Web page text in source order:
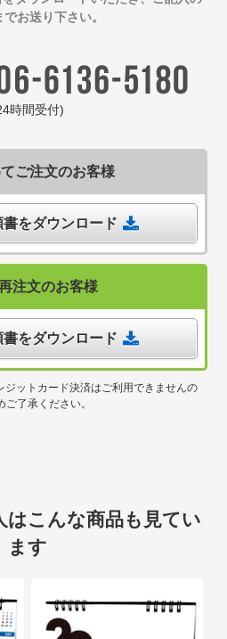
でお送り下さい。
時間受付)
ご注文のお客様
書をダウンロード
注文のお客様
書をダウンロード
ットカード決済はご利用できませんの
ご了承ください。
はこんな商品も見てい
ます